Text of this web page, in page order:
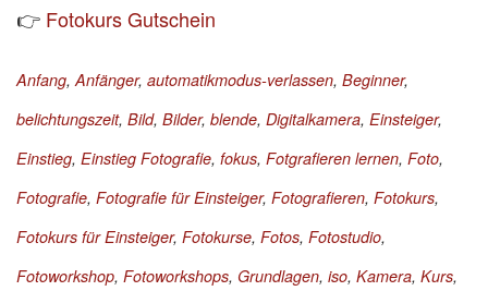
👉 Fotokurs Gutschein
Anfang,Anfänger, automatikmodus-verlassen, Beginner,
belichtungszeit, Bild, Bilder, blende, Digitalkamera, Einsteiger,
Einstieg, Einstieg Fotografie, fokus, Fotgrafieren lernen, Foto,
Fotografie, Fotografie für Einsteiger, Fotografieren, Fotokurs,
Fotokurs für Einsteiger, Fotokurse, Fotos, Fotostudio,
Fotoworkshop, Fotoworkshops, Grundlagen, iso, Kamera, Kurs,